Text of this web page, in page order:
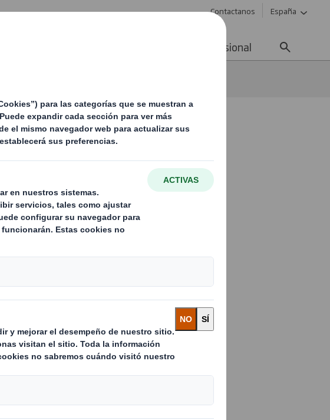
Contactanos España
Carrera profesional
normalidad
nueva
como ahora. DS Smith
las empresas y las
DS Smith destaca las